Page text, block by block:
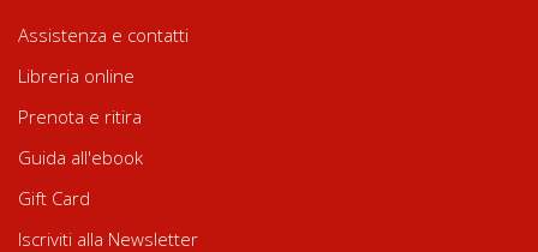
Assistenza e contatti
Libreria online
Prenota e ritira
Guida all'ebook
Gift Card
Iscriviti alla Newsletter